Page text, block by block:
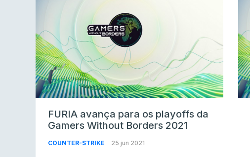
FURIA avança para os playoffs da
Gamers Without Borders 2021
COUNTER-STRIKE 25 jun 2021